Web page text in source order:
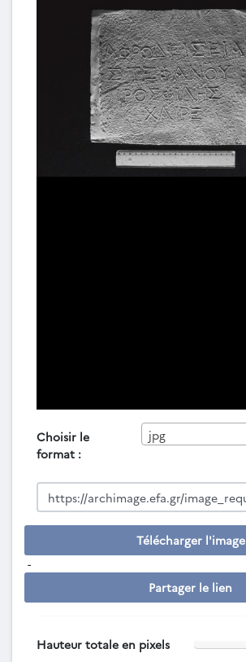
Choisir le
format :
jpg
Télécharger l'image
-
Partager le lien
Hauteur totale en pixels